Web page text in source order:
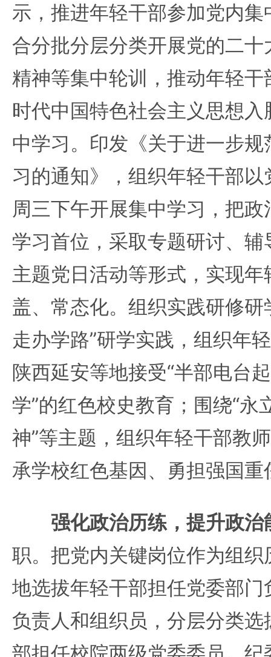
示，推进年轻干部参加党内
合分批分层分类开展党的二
精神等集中轮训，推动年轻
时代中国特色社会主义思想
中学习。印发《关于进一步
习的通知》，组织年轻干部
周三下午开展集中学习，把
学习首位，采取专题研讨、
主题党日活动等形式，实现
盖、常态化。组织实践研修研
走办学路”研学实践，组织年
陕西延安等地接受“半部电台
学”的红色校史教育；围绕“永
神”等主题，组织年轻干部教
承学校红色基因、勇担强国重
强化政治历练，提升政治
职。把党内关键岗位作为组
地选拔年轻干部担任党委部
负责人和组织员，分层分类